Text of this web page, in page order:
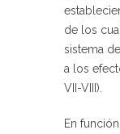
de los
sistema
a los
VII-VIII).
En